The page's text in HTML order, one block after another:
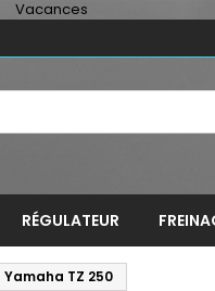
RÉGULATEUR
TZ 250
ajouter des produits à